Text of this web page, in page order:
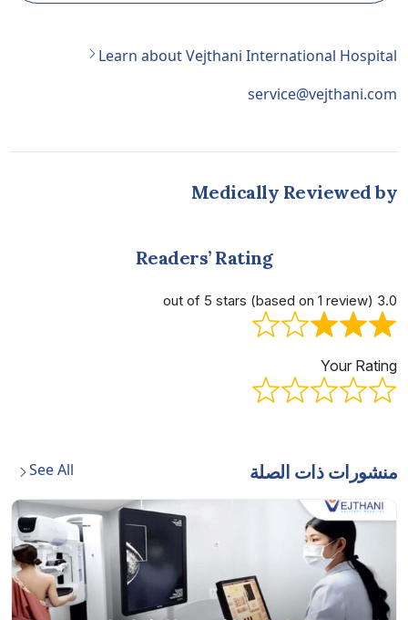
Learn about Vejthani International Hospital
service@vejthani.com
Medically Reviewed by
Readers’ Rating
3.0 out of 5 stars (based on 1 review)
Your Rating
منشورات ذات الصلة See All